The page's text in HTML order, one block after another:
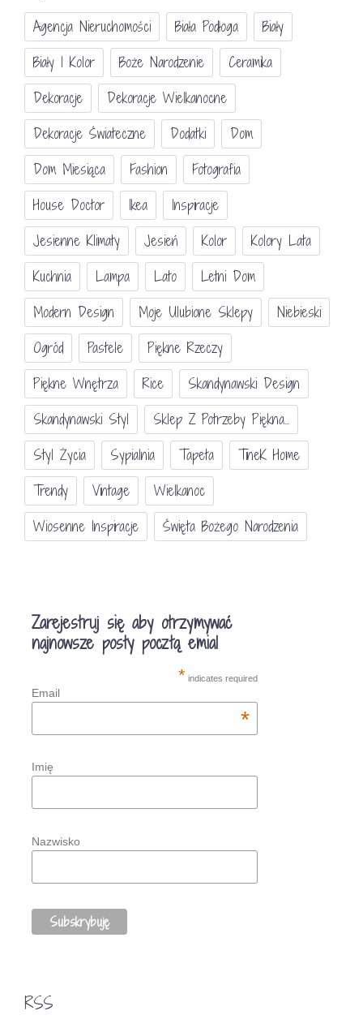
Agencja Nieruchomości Biała Podłoga
Biały
Biały I Kolor
Boże Narodzenie
Ceramika
Dekoracje
Dekoracje Wielkanocne
Dekoracje Świateczne
Dodatki
Dom
Dom Miesiąca
Fashion
Fotografia
House Doctor
Ikea
Inspiracje
Jesienne Klimaty
Jesień Kolor
Kolory Lata
Kuchnia
Lampa Lato
Letni Dom
Modern Design
Moje Ulubione Sklepy
Niebieski
Ogród
Pastele
Piękne Rzeczy
Piękne Wnętrza
Rice
Skandynawski Design
Skandynawski Styl
Sklep Z Potrzeby Piękna...
Styl Życia
Sypialnia Tapeta
TineK Home
Trendy
Vintage
Wielkanoc
Wiosenne Inspiracje
Święta Bożego Narodzenia
Zarejestruj się aby otrzymywać
najnowsze posty pocztą emial
* indicates required
Email
*
Imię
Nazwisko
RSS